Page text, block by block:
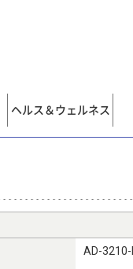
ヘルス＆ウェルネス
AD-3210-